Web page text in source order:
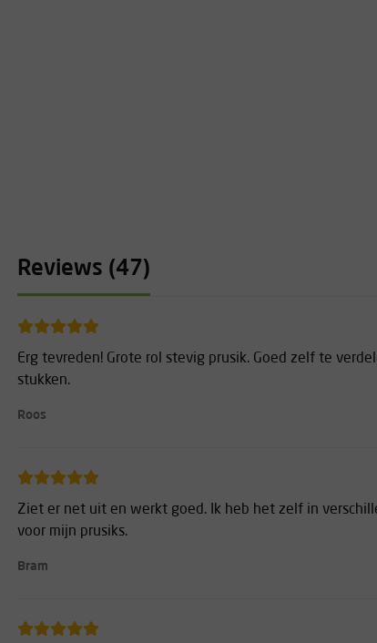
Reviews (47)
Erg tevreden! Grote rol stevig prusik. Goed zelf te
stukken.
Roos
Ziet er net uit en werkt goed. Ik heb het zelf in
voor mijn prusiks.
Bram